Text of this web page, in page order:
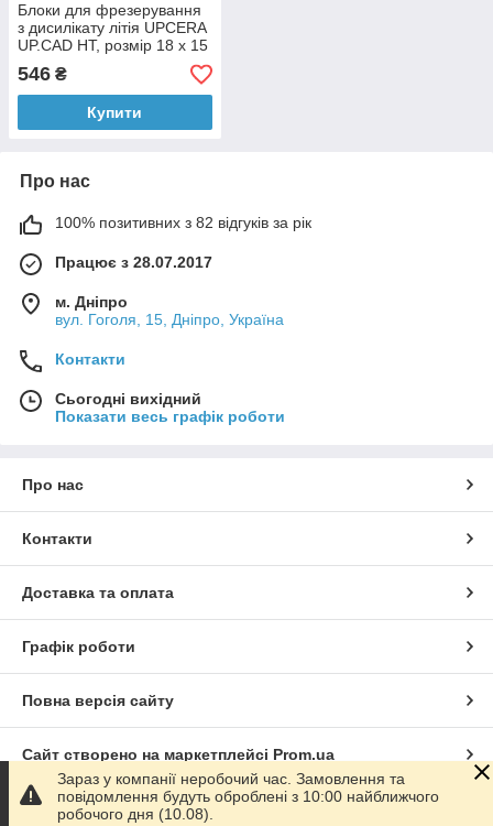
Блоки для фрезерування
з дисилікату літія UPCERA
UP.CAD HT, розмір 18 x 15
x 13мм, низька
транслюцентність.
546 ₴
Купити
Про нас
100% позитивних з 82 відгуків за рік
Працює з 28.07.2017
м. Дніпро
вул. Гоголя, 15, Дніпро, Україна
Контакти
Сьогодні вихідний
Показати весь графік роботи
Про нас
Контакти
Доставка та оплата
Графік роботи
Повна версія сайту
Сайт створено на маркетплейсі Prom.ua
Політика конфіденційності
Зараз у компанії неробочий час. Замовлення та
повідомлення будуть оброблені з 10:00 найближчого
робочого дня (10.08).